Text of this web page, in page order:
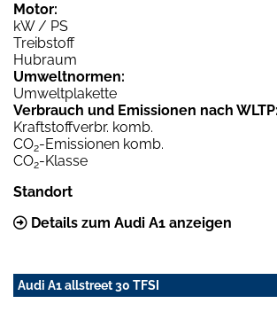
Motor:
kW / PS
Treibstoff
Hubraum
Umweltnormen:
Umweltplakette
Verbrauch und Emissionen nach WLTP:
Kraftstoffverbr. komb.
CO2-Emissionen komb.
CO2-Klasse
Standort
Details zum Audi A1 anzeigen
Audi A1 allstreet 30 TFSI